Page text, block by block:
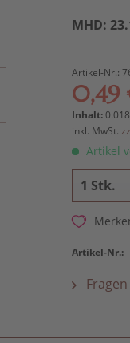
MHD:
Artikel-Nr.:
0,49
Inhalt:
inkl. MwSt.
Artikel
Artikel-Nr.: